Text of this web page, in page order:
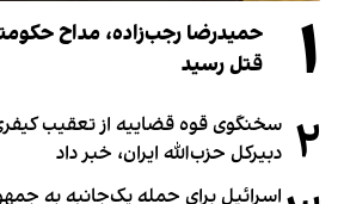
۱
حمیدرضا رجب‌زاده، مداح
قتل رسید
۲ سخنگوی قوه قضاییه از تعقیب
دبیر‌کل حزب‌الله ایران، خبر داد
اسرائیل برای حمله یک‌جانبه به